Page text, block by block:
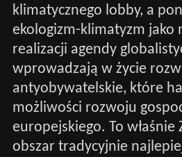
klimatycznego lobby, a
ekologizm-klimatyzm jako
realizacji agendy
wprowadzają w życie
antyobywatelskie, które
możliwości rozwoju
europejskiego. To właśnie
obszar tradycyjnie